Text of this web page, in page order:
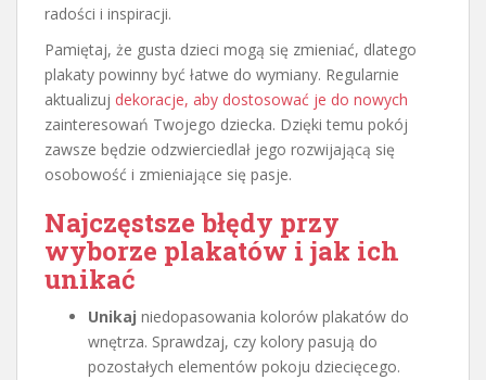
radości i inspiracji.
Pamiętaj, że gusta dzieci mogą się zmieniać, dlatego
plakaty powinny być łatwe do wymiany. Regularnie
aktualizuj dekoracje, aby dostosować je do nowych
zainteresowań Twojego dziecka. Dzięki temu pokój
zawsze będzie odzwierciedlał jego rozwijającą się
osobowość i zmieniające się pasje.
Najczęstsze błędy przy
wyborze plakatów i jak ich
unikać
Unikaj niedopasowania kolorów plakatów do
wnętrza. Sprawdzaj, czy kolory pasują do
pozostałych elementów pokoju dziecięcego.